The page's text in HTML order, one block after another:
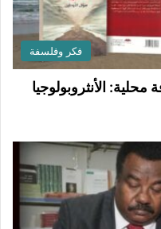
فكر وفلسفة
الأنثروبولوجيا